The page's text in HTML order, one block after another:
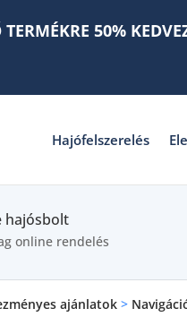
50%
Hajófelszerelés
hajósbolt
online rendelés
ajánlatok >